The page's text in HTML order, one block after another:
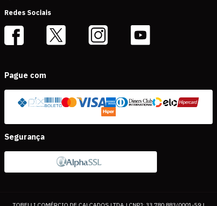
Redes Sociais
Pague com
Segurança